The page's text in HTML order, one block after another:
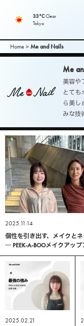
LOOK mag. |
PEEK-A-BOO
Magazine（
ピークアブ
ーウェブマ
ガジン ）
33°CClear
Tokyo
Home > Me and Nails
Me
美容や
とても
ら美し
みな技
2025.11.14
個性を引き出す、メイクと
― PEEK-A-BOOメイクアップ
スト茂田井 × ONEネイリス
談
2025.02.21